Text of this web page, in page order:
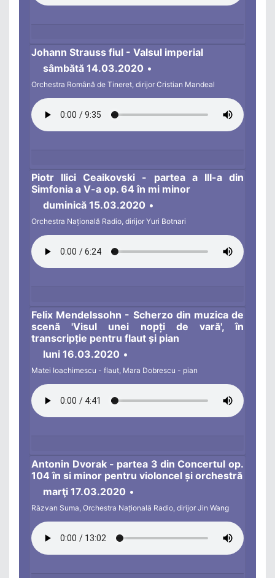
Johann Strauss fiul - Valsul imperial
sâmbătă 14.03.2020 •
Orchestra Română de Tineret, dirijor Cristian Mandeal
Piotr Ilici Ceaikovski - partea a III-a din
Simfonia a V-a op. 64 în mi minor
duminică 15.03.2020 •
Orchestra Națională Radio, dirijor Yuri Botnari
Felix Mendelssohn - Scherzo din muzica de
scenă 'Visul unei nopți de vară', în
transcripție pentru flaut și pian
luni 16.03.2020 •
Matei Ioachimescu - flaut, Mara Dobrescu - pian
Antonin Dvorak - partea 3 din Concertul op.
104 în si minor pentru violoncel și orchestră
marţi 17.03.2020 •
Răzvan Suma, Orchestra Națională Radio, dirijor Jin Wang